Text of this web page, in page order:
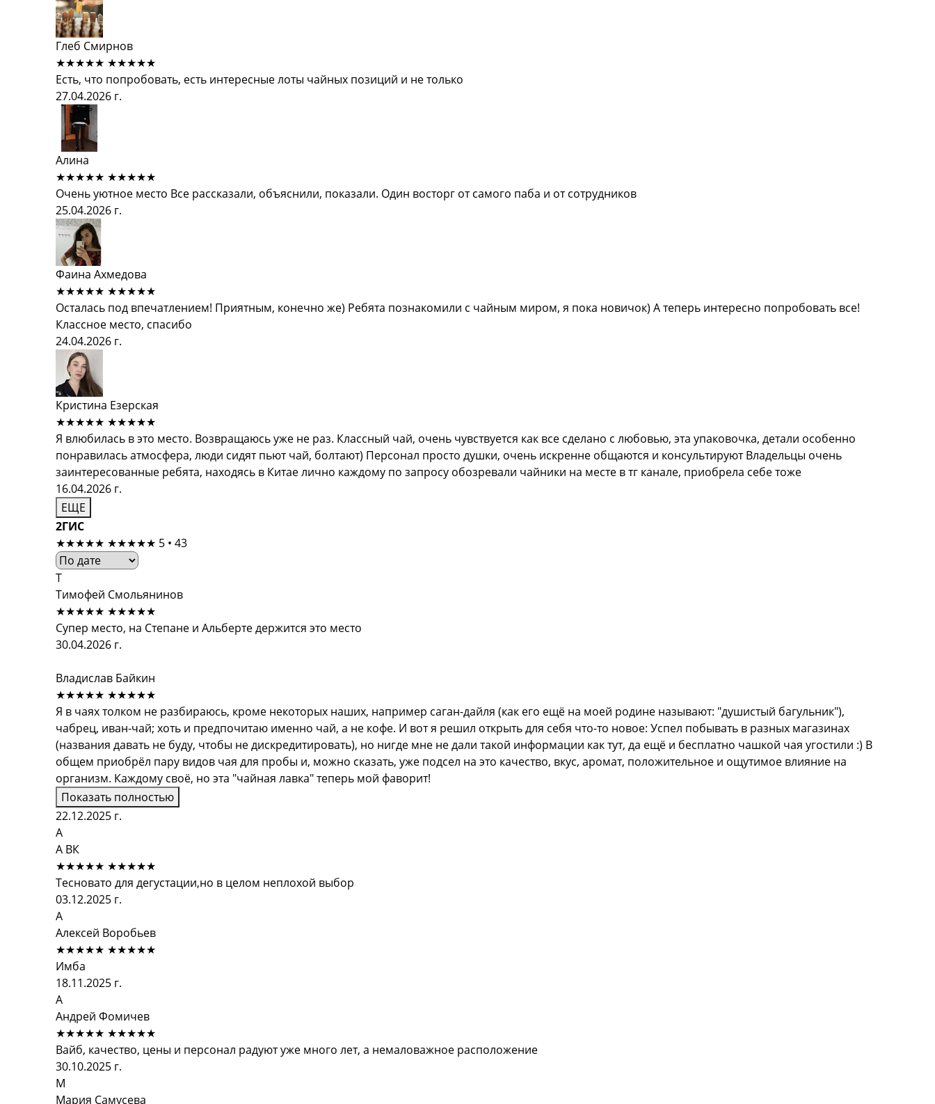
Глеб Смирнов
★★★★★ ★★★★★
Есть, что попробовать, есть интересные лоты чайных позиций и не только
27.04.2026 г.
Алина
★★★★★ ★★★★★
Очень уютное место Все рассказали, объяснили, показали. Один восторг от самого паба и от сотрудников
25.04.2026 г.
Фаина Ахмедова
★★★★★ ★★★★★
Осталась под впечатлением! Приятным, конечно же) Ребята познакомили с чайным миром, я пока новичок) А теперь интересно попробовать все!
Классное место, спасибо
24.04.2026 г.
Кристина Езерская
★★★★★ ★★★★★
Я влюбилась в это место. Возвращаюсь уже не раз. Классный чай, очень чувствуется как все сделано с любовью, эта упаковочка, детали особенно
понравилась атмосфера, люди сидят пьют чай, болтают) Персонал просто душки, очень искренне общаются и консультируют Владельцы очень
заинтересованные ребята, находясь в Китае лично каждому по запросу обозревали чайники на месте в тг канале, приобрела себе тоже
16.04.2026 г.
ЕЩЕ
2ГИС
★★★★★ ★★★★★ 5 • 43
Т
Тимофей Смольянинов
★★★★★ ★★★★★
Супер место, на Степане и Альберте держится это место
30.04.2026 г.
Владислав Байкин
★★★★★ ★★★★★
Я в чаях толком не разбираюсь, кроме некоторых наших, например саган-дайля (как его ещё на моей родине называют: "душистый багульник"),
чабрец, иван-чай; хоть и предпочитаю именно чай, а не кофе. И вот я решил открыть для себя что-то новое: Успел побывать в разных магазинах
(названия давать не буду, чтобы не дискредитировать), но нигде мне не дали такой информации как тут, да ещё и бесплатно чашкой чая угостили :) В
общем приобрёл пару видов чая для пробы и, можно сказать, уже подсел на это качество, вкус, аромат, положительное и ощутимое влияние на
организм. Каждому своё, но эта "чайная лавка" теперь мой фаворит!
Показать полностью
22.12.2025 г.
А
А ВК
★★★★★ ★★★★★
Тесновато для дегустации,но в целом неплохой выбор
03.12.2025 г.
А
Алексей Воробьев
★★★★★ ★★★★★
Имба
18.11.2025 г.
А
Андрей Фомичев
★★★★★ ★★★★★
Вайб, качество, цены и персонал радуют уже много лет, а немаловажное расположение
30.10.2025 г.
М
Мария Самусева